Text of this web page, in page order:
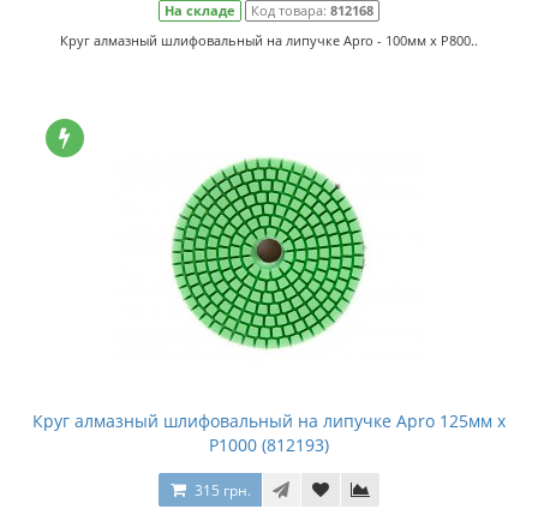
На складе Код товара: 812168
Круг алмазный шлифовальный на липучке Apro - 100мм x P800..
Круг алмазный шлифовальный на липучке Apro 125мм x
P1000 (812193)
315 грн.